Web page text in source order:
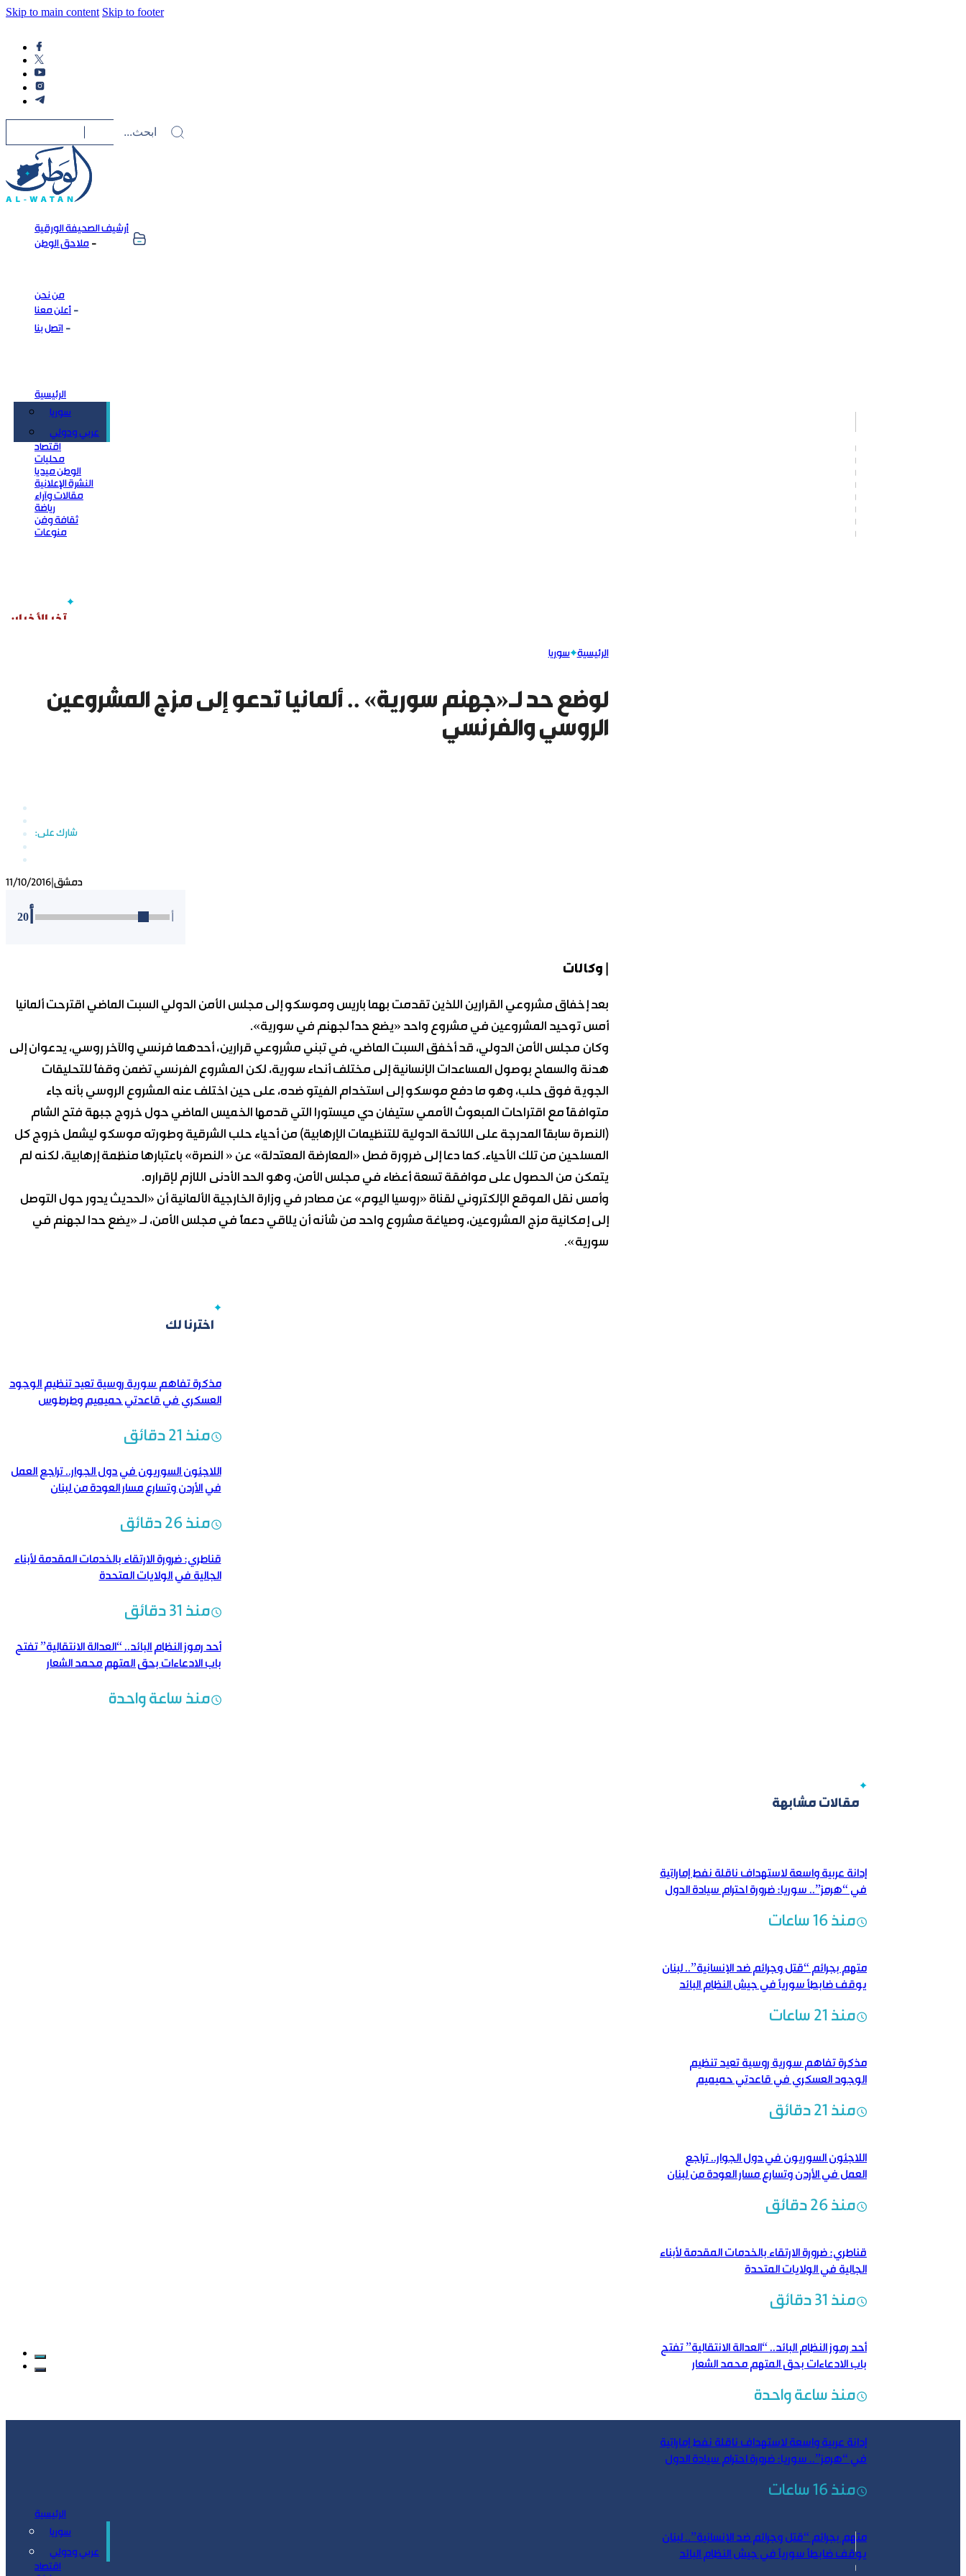
Skip to main content Skip to footer
أرشيف الصحيفة الورقية
ملاحق الوطن
من نحن
أعلن معنا
اتصل بنا
الرئيسية
سوريا
عربي ودولي
اقتصاد
محليات
الوطن ميديا
النشرة الإعلانية
مقالات وآراء
رياضة
ثقافة وفن
منوعات
الرئيسية سوريا
لوضع حد لـ«جهنم سورية» .. ألمانيا تدعو إلى مزج المشروعين
الروسي والفرنسي
11/10/2016 دمشق
20
| وكالات
بعد إخفاق مشروعي القرارين اللذين تقدمت بهما باريس وموسكو إلى مجلس الأمن الدولي السبت الماضي اقترحت ألمانيا
أمس توحيد المشروعين في مشروع واحد «يضع حداً لجهنم في سورية».
وكان مجلس الأمن الدولي، قد أخفق السبت الماضي، في تبني مشروعي قرارين، أحدهما فرنسي والآخر روسي، يدعوان إلى
هدنة والسماح بوصول المساعدات الإنسانية إلى مختلف أنحاء سورية، لكن المشروع الفرنسي تضمن وقفاً للتحليقات
الجوية فوق حلب، وهو ما دفع موسكو إلى استخدام الفيتو ضده، على حين اختلف عنه المشروع الروسي بأنه جاء
متوافقاً مع اقتراحات المبعوث الأممي ستيفان دي ميستورا التي قدمها الخميس الماضي حول خروج جبهة فتح الشام
(النصرة سابقاً المدرجة على اللائحة الدولية للتنظيمات الإرهابية) من أحياء حلب الشرقية وطورته موسكو ليشمل خروج كل
المسلحين من تلك الأحياء. كما دعا إلى ضرورة فصل «المعارضة المعتدلة» عن « النصرة» باعتبارها منظمة إرهابية، لكنه لم
يتمكن من الحصول على موافقة تسعة أعضاء في مجلس الأمن، وهو الحد الأدنى اللازم لإقراره.
وأمس نقل الموقع الإلكتروني لقناة «روسيا اليوم» عن مصادر في وزارة الخارجية الألمانية أن «الحديث يدور حول التوصل
إلى إمكانية مزج المشروعين، وصياغة مشروع واحد من شأنه أن يلاقي دعماً في مجلس الأمن، لـ «يضع حدا لجهنم في
سورية».
اخترنا لك
مذكرة تفاهم سورية روسية تعيد تنظيم الوجود
العسكري في قاعدتي حميميم وطرطوس
منذ 21 دقائق
اللاجئون السوريون في دول الجوار.. تراجع العمل
في الأردن وتسارع مسار العودة من لبنان
منذ 26 دقائق
قناطري: ضرورة الارتقاء بالخدمات المقدمة لأبناء
الجالية في الولايات المتحدة
منذ 31 دقائق
أحد رموز النظام البائد.. “العدالة الانتقالية” تفتح
باب الادعاءات بحق المتهم محمد الشعار
منذ ساعة واحدة
مقالات مشابهة
إدانة عربية واسعة لاستهداف ناقلة نفط إماراتية
في “هرمز”.. سوريا: ضرورة احترام سيادة الدول
منذ 16 ساعات
متهم بجرائم “قتل وجرائم ضد الإنسانية”.. لبنان
يوقف ضابطاً سورياً في جيش النظام البائد
منذ 21 ساعات
مذكرة تفاهم سورية روسية تعيد تنظيم
الوجود العسكري في قاعدتي حميميم
منذ 21 دقائق
اللاجئون السوريون في دول الجوار.. تراجع
العمل في الأردن وتسارع مسار العودة من لبنان
منذ 26 دقائق
قناطري: ضرورة الارتقاء بالخدمات المقدمة لأبناء
الجالية في الولايات المتحدة
منذ 31 دقائق
أحد رموز النظام البائد.. “العدالة الانتقالية” تفتح
باب الادعاءات بحق المتهم محمد الشعار
منذ ساعة واحدة
إدانة عربية واسعة لاستهداف ناقلة نفط إماراتية
في “هرمز”.. سوريا: ضرورة احترام سيادة الدول
منذ 16 ساعات
متهم بجرائم “قتل وجرائم ضد الإنسانية”.. لبنان
يوقف ضابطاً سورياً في جيش النظام البائد
الرئيسية
سوريا
عربي ودولي
اقتصاد